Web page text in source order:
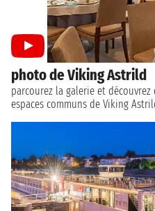
photo de Viking Astrild
parcourez la galerie et
espaces communs de Viking